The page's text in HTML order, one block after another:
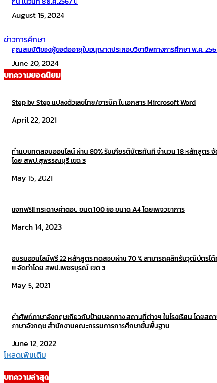
August 15, 2024
ข่าวการศึกษา
คุณสมบัติของผู้ขอต่ออายุใบอนุญาตประกอบวิชาชีพทางการศึกษา พ.ศ.
June 20, 2024
บทความยอดนิยม
Step by Step แปลงตัวเลขไทย/อารบิค ในเอกสาร Mircrosoft Word
April 22, 2021
ทำแบบทดสอบออนไลน์ ผ่าน 80% รับเกียรติบัตรทันที จำนวน 18 หลักสูตร
โดย สพป.สุพรรณบุรี เขต 3
May 15, 2021
แจกฟรี!! กระดาษคำตอบ ชนิด 100 ข้อ ขนาด A4 โดยเพจวิชาการ
March 14, 2023
อบรมออนไลน์ฟรี 22 หลักสูตร ทดสอบผ่าน 70 % สามารถคลิกรับวุฒิบัตรไ
!!! จัดทำโดย สพป.เพชรบูรณ์ เขต 3
May 5, 2021
คำศัพท์ภาษาอังกฤษเกียวกับป้ายบอกทาง สถานที่ต่างๆ ในโรงเรียน โดยสถ
ภาษาอังกฤษ สำนักงานคณะกรรมการการศึกษาขั้นพื้นฐาน
June 12, 2022
โหลดเพิ่มเติม
บทความล่าสุด